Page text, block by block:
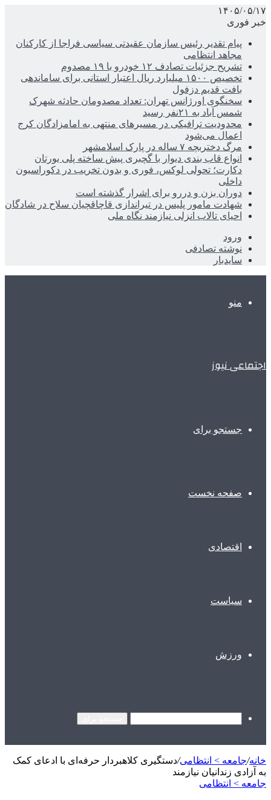
۱۴۰۵/۰۵/۱۷
خبر فوری
پیام تقدیر رئیس سازمان عقیدتی سیاسی فراجا از کارکنان
مجاهد انتظامی
تشریح جزئیات تصادف ۱۲ خودرو با ۱۹ مصدوم
تخصیص ۱۵۰۰ میلیارد ریال اعتبار استانی برای ساماندهی
بافت قدیم دزفول
سخنگوی اورژانس تهران: تعداد مصدومان حادثه شهرک
شمس آباد به ۲۱نفر رسید
محدودیت ترافیکی در مسیرهای منتهی به امامزادگان کرج
اعمال می‌شود
مرگ دختربچه ۷ ساله در پارک اسلامشهر
انواع قاب بندی دیوار با گچبری پیش ساخته پلی یورتان
دکارت؛ تحولی لوکس، فوری و بدون تخریب در دکوراسیون
داخلی
دوران بزن و دررو برای اشرار گذشته است
شهادت مامور پلیس در تیراندازی قاچاقچیان سلاح در شادگان
احیای تالاب انزلی نیازمند نگاه ملی
ورود
نوشته تصادفی
سایدبار
منو
اجتماعی نیوز
جستجو برای
صفحه نخست
اقتصادی
سیاست
ورزش
خانه/جامعه > انتظامی/دستگیری کلاهبردار حرفه‌ای با ادعای کمک
به آزادی زندانیان نیازمند
جامعه > انتظامی